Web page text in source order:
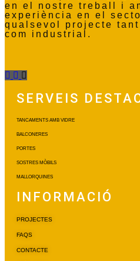
en el nostre treball i
experiència en el
qualsevol projecte
com industrial.
SERVEIS
TANCAMENTS AMB VIDRE
BALCONERES
PORTES
SOSTRES MÒBILS
MALLORQUINES
INFORMACIÓ
PROJECTES
FAQS
CONTACTE